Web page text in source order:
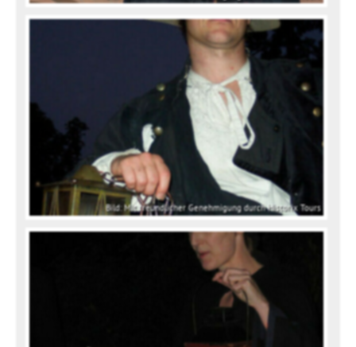
Bild: Mit freundlicher Genehmigung durch Historix Tours